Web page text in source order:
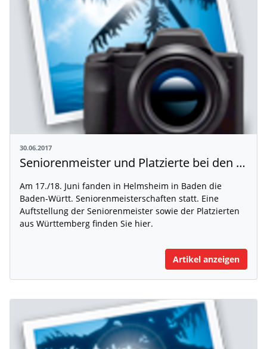
30.06.2017
Seniorenmeister und Platzierte bei den Baden-Württ. Seniorenmeisterschaften
Am 17./18. Juni fanden in Helmsheim in Baden die
Baden-Württ. Seniorenmeisterschaften statt. Eine
Auftstellung der Seniorenmeister sowie der Platzierten
aus Württemberg finden Sie hier.
Artikel anzeigen